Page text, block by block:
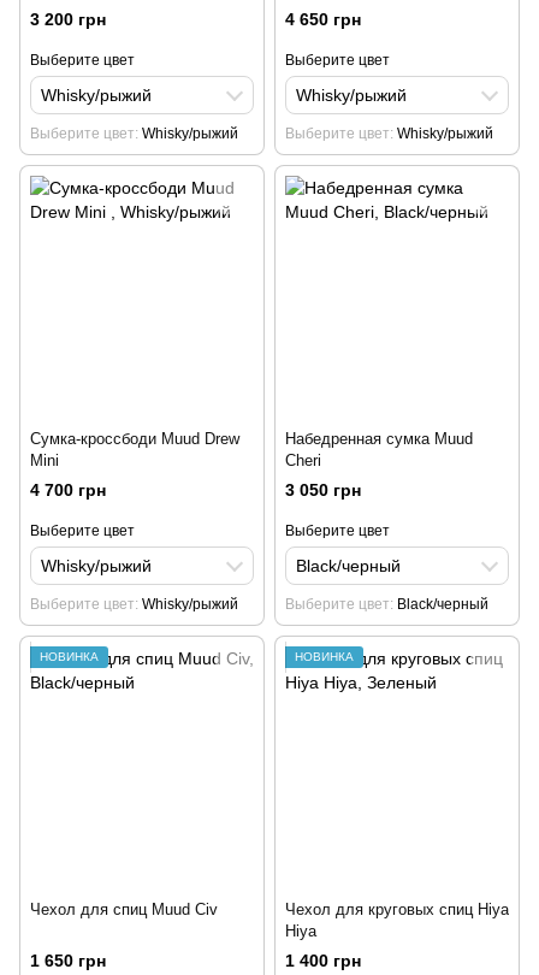
3 200 грн
Выберите цвет
Whisky/рыжий
Выберите цвет Whisky/рыжий
4 650 грн
Выберите цвет
Whisky/рыжий
Выберите цвет Whisky/рыжий
Сумка-кроссбоди Muud Drew
Mini
4 700 грн
Выберите цвет
Whisky/рыжий
Выберите цвет Whisky/рыжий
Набедренная сумка Muud
Cheri
3 050 грн
Выберите цвет
Black/черный
Выберите цвет Black/черный
НОВИНКА
Чехол для спиц Muud Civ
1 650 грн
НОВИНКА
Чехол для круговых спиц Hiya
Hiya
1 400 грн